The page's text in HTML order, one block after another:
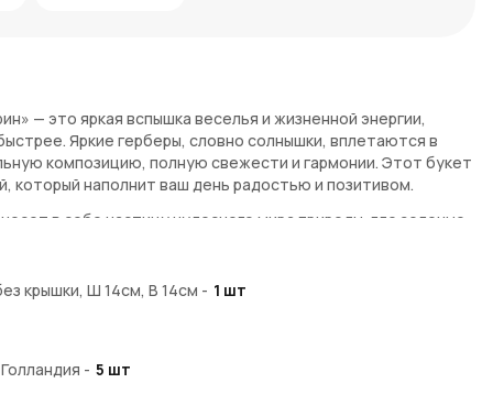
— это яркая вспышка веселья и жизненной энергии,
Яркие герберы, словно солнышки, вплетаются в
композицию, полную свежести и гармонии. Этот букет
который наполнит ваш день радостью и позитивом.
в себе частицу чудесного мира природы, где зеленые
и элегантности. Вместе они создают не только
настроение, наполняя пространство светом и позитивной
в «Мистер Грин» создают взрыв красок, который
крышки, Ш 14см, В 14см - 1 шт
- 5 шт